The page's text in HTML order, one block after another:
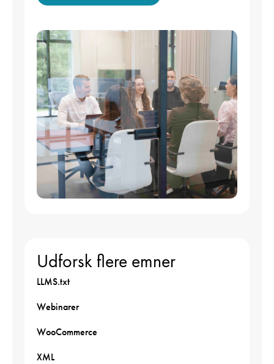
Udforsk flere emner
LLMS.txt
Webinarer
WooCommerce
XML